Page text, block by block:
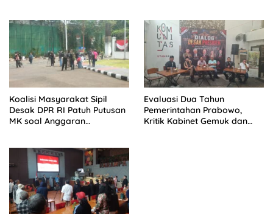
DITUNDA
Koalisi Masyarakat Sipil
Desak DPR RI Patuh Putusan
MK soal Anggaran
Evaluasi Dua Tahun
Pemerintahan Prabowo,
Kritik Kabinet Gemuk dan